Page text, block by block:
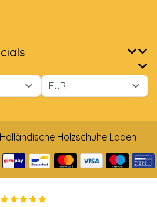
Holzschuhe Laden